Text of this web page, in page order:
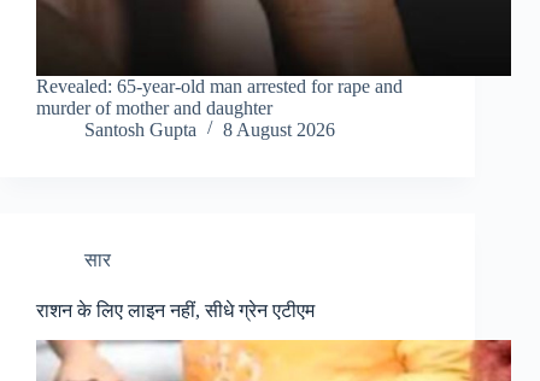
Revealed: 65-year-old man arrested for rape and
murder of mother and daughter
Santosh Gupta
8 August 2026
सार
राशन के लिए लाइन नहीं, सीधे ग्रेन एटीएम